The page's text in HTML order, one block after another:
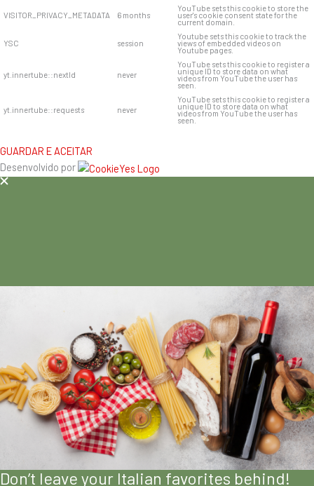
VISITOR_PRIVACY_METADATA 6 months
YouTube sets this cookie to store the
user's cookie consent state for the
current domain.
YSC session
Youtube sets this cookie to track the
views of embedded videos on
Youtube pages.
yt.innertube::nextId never
YouTube sets this cookie to register a
unique ID to store data on what
videos from YouTube the user has
seen.
yt.innertube::requests never
YouTube sets this cookie to register a
unique ID to store data on what
videos from YouTube the user has
seen.
GUARDAR E ACEITAR
Desenvolvido por
Don’t leave your Italian favorites behind!